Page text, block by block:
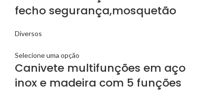
fecho segurança,mosquetão
Diversos
Selecione uma opção
Canivete multifunções em aço
inox e madeira com 5 funções